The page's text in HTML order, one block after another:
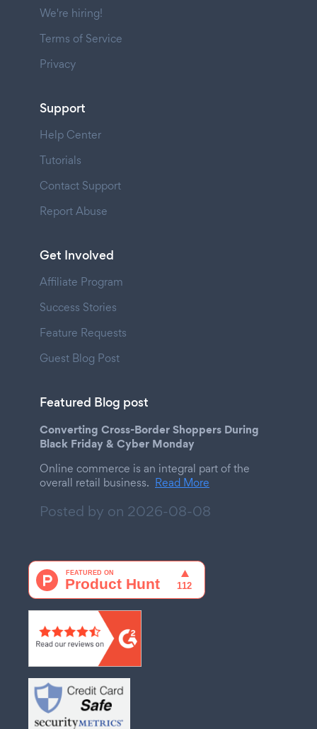
We're hiring!
Terms of Service
Privacy
Support
Help Center
Tutorials
Contact Support
Report Abuse
Get Involved
Affiliate Program
Success Stories
Feature Requests
Guest Blog Post
Featured Blog post
Converting Cross-Border Shoppers During
Black Friday & Cyber Monday
Online commerce is an integral part of the
overall retail business. Read More
Posted by on 2026-08-08